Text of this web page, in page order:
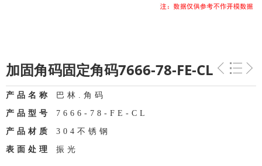
加固角码固定角码7666-78-FE-CL
产品名称 巴林.角码
产品型号 7666-78-FE-CL
产品材质 304不锈钢
表面处理 振光